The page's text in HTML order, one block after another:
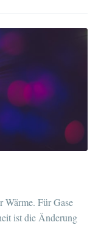
Wärme. Für Gase
ist die Änderung